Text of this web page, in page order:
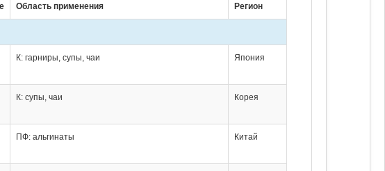
Область применения Регион
К: гарниры, супы, чаи Япония
К: супы, чаи Корея
ПФ: альгинаты Китай